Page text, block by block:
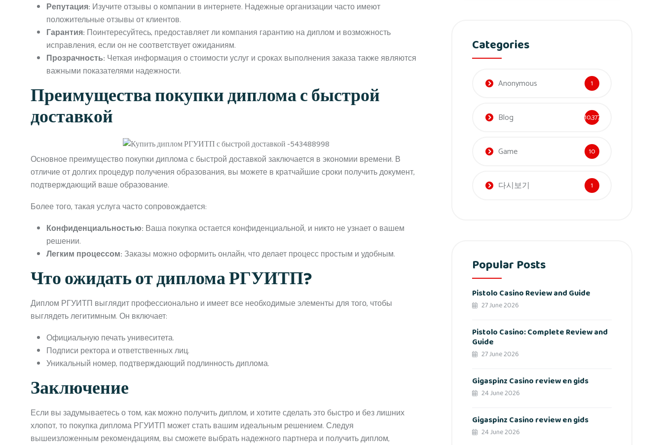
Репутация: Изучите отзывы о компании в интернете. Надежные организации часто имеют
положительные отзывы от клиентов.
Гарантия: Поинтересуйтесь, предоставляет ли компания гарантию на диплом и возможность
исправления, если он не соответствует ожиданиям.
Прозрачность: Четкая информация о стоимости услуг и сроках выполнения заказа также являются
важными показателями надежности.
Преимущества покупки диплома с быстрой
доставкой
Основное преимущество покупки диплома с быстрой доставкой заключается в экономии времени. В
отличие от долгих процедур получения образования, вы можете в кратчайшие сроки получить документ,
подтверждающий ваше образование.
Более того, такая услуга часто сопровождается:
Конфиденциальностью: Ваша покупка остается конфиденциальной, и никто не узнает о вашем
решении.
Легким процессом: Заказы можно оформить онлайн, что делает процесс простым и удобным.
Что ожидать от диплома РГУИТП?
Диплом РГУИТП выглядит профессионально и имеет все необходимые элементы для того, чтобы
выглядеть легитимным. Он включает:
Официальную печать унивеситета.
Подписи ректора и ответственных лиц.
Уникальный номер, подтверждающий подлинность диплома.
Заключение
Если вы задумываетесь о том, как можно получить диплом, и хотите сделать это быстро и без лишних
хлопот, то покупка диплома РГУИТП может стать вашим идеальным решением. Следуя
вышеизложенным рекомендациям, вы сможете выбрать надежного партнера и получить диплом,
Categories
Anonymous 1
Blog 10,377
Game 10
다시보기 1
Popular Posts
Pistolo Casino Review and Guide
27 June 2026
Pistolo Casino: Complete Review and
Guide
27 June 2026
Gigaspinz Casino review en gids
24 June 2026
Gigaspinz Casino review en gids
24 June 2026